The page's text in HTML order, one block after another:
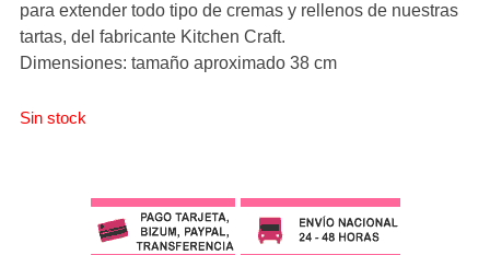
para extender todo tipo de cremas y rellenos de nuestras
tartas, del fabricante Kitchen Craft.
Dimensiones: tamaño aproximado 38 cm
Sin stock